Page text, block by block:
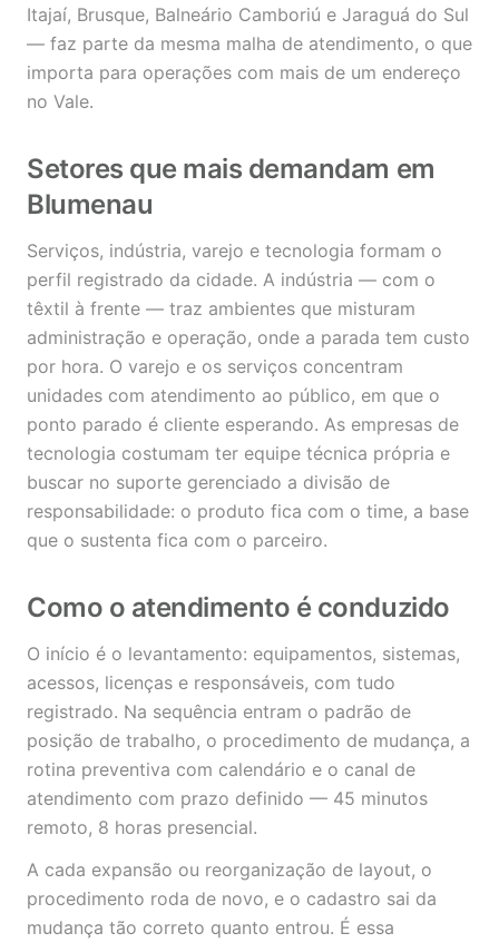
Itajaí, Brusque, Balneário Camboriú e Jaraguá do Sul
— faz parte da mesma malha de atendimento, o que
importa para operações com mais de um endereço
no Vale.
Setores que mais demandam em
Blumenau
Serviços, indústria, varejo e tecnologia formam o
perfil registrado da cidade. A indústria — com o
têxtil à frente — traz ambientes que misturam
administração e operação, onde a parada tem custo
por hora. O varejo e os serviços concentram
unidades com atendimento ao público, em que o
ponto parado é cliente esperando. As empresas de
tecnologia costumam ter equipe técnica própria e
buscar no suporte gerenciado a divisão de
responsabilidade: o produto fica com o time, a base
que o sustenta fica com o parceiro.
Como o atendimento é conduzido
O início é o levantamento: equipamentos, sistemas,
acessos, licenças e responsáveis, com tudo
registrado. Na sequência entram o padrão de
posição de trabalho, o procedimento de mudança, a
rotina preventiva com calendário e o canal de
atendimento com prazo definido — 45 minutos
remoto, 8 horas presencial.
A cada expansão ou reorganização de layout, o
procedimento roda de novo, e o cadastro sai da
mudança tão correto quanto entrou. É essa